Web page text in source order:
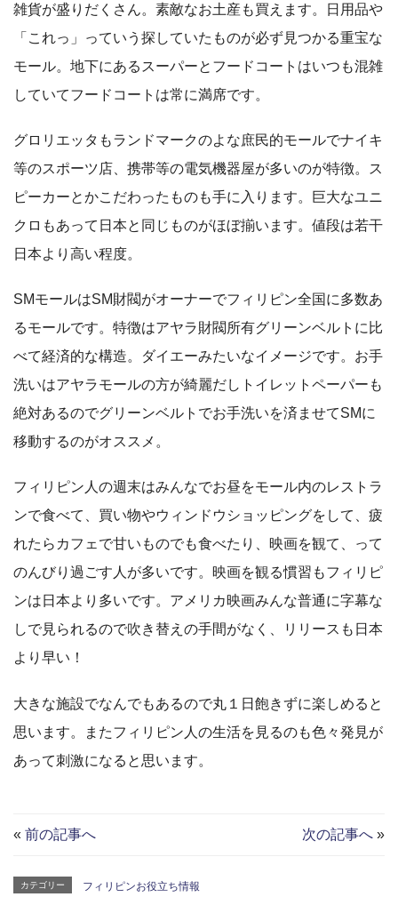
雑貨が盛りだくさん。素敵なお土産も買えます。日用品や
「これっ」っていう探していたものが必ず見つかる重宝な
モール。地下にあるスーパーとフードコートはいつも混雑
していてフードコートは常に満席です。
グロリエッタもランドマークのよな庶民的モールでナイキ
等のスポーツ店、携帯等の電気機器屋が多いのが特徴。ス
ピーカーとかこだわったものも手に入ります。巨大なユニ
クロもあって日本と同じものがほぼ揃います。値段は若干
日本より高い程度。
SMモールはSM財閥がオーナーでフィリピン全国に多数あ
るモールです。特徴はアヤラ財閥所有グリーンベルトに比
べて経済的な構造。ダイエーみたいなイメージです。お手
洗いはアヤラモールの方が綺麗だしトイレットペーパーも
絶対あるのでグリーンベルトでお手洗いを済ませてSMに
移動するのがオススメ。
フィリピン人の週末はみんなでお昼をモール内のレストラ
ンで食べて、買い物やウィンドウショッピングをして、疲
れたらカフェで甘いものでも食べたり、映画を観て、って
のんびり過ごす人が多いです。映画を観る慣習もフィリピ
ンは日本より多いです。アメリカ映画みんな普通に字幕な
しで見られるので吹き替えの手間がなく、リリースも日本
より早い！
大きな施設でなんでもあるので丸１日飽きずに楽しめると
思います。またフィリピン人の生活を見るのも色々発見が
あって刺激になると思います。
« 前の記事へ 次の記事へ »
カテゴリー フィリピンお役立ち情報